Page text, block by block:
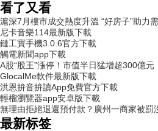
看了又看
滬深7月樓市成交熱度升溫 “好房子”助力
尼卡音樂114最新版下載
鏈工寶手機3.0.6官方下載
觸電新聞app下載
A股“股王”漲停！市值半日猛增超300億
GlocalMe軟件最新版下載
洪恩拚音拚讀App免費官方下載
輕榴瀏覽器app安卓版下載
無理由拒絕退還預付款？廣州一商家被罰
最新标签